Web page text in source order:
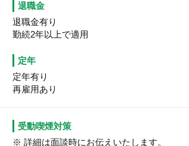
退職金
退職金有り
勤続2年以上で適用
定年
定年有り
再雇用あり
受動喫煙対策
※ 詳細は面談時にお伝えいたします。